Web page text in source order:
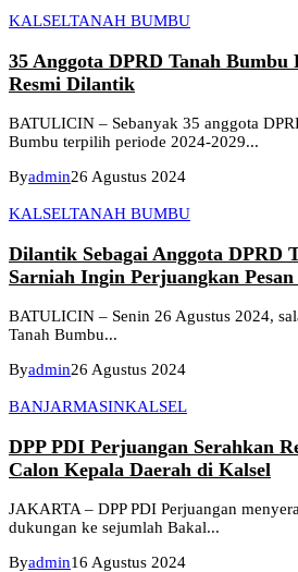
KALSELTANAH BUMBU
35 Anggota DPRD Tanah Bumbu
Resmi Dilantik
BATULICIN – Sebanyak 35 anggota
Bumbu terpilih periode 2024-2029...
Byadmin26 Agustus 2024
KALSELTANAH BUMBU
Dilantik Sebagai Anggota DPRD
Sarniah Ingin Perjuangkan
BATULICIN – Senin 26 Agustus 2024,
Tanah Bumbu...
Byadmin26 Agustus 2024
BANJARMASINKALSEL
DPP PDI Perjuangan Serahkan
Calon Kepala Daerah di Kalsel
JAKARTA – DPP PDI Perjuangan
dukungan ke sejumlah Bakal...
Byadmin16 Agustus 2024